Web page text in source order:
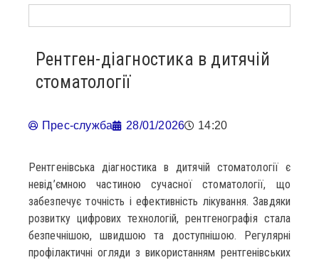
Рентген-діагностика в дитячій
стоматології
Прес-служба 28/01/2026 14:20
Рентгенівська діагностика в дитячій стоматології є
невід’ємною частиною сучасної стоматології, що
забезпечує точність і ефективність лікування. Завдяки
розвитку цифрових технологій, рентгенографія стала
безпечнішою, швидшою та доступнішою. Регулярні
профілактичні огляди з використанням рентгенівських